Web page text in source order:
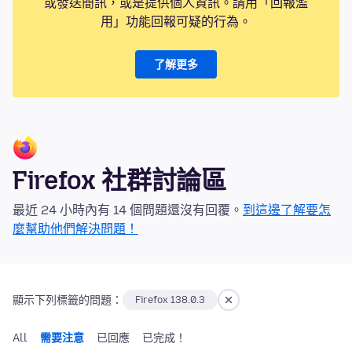
或發送簡訊，或是提供個人資訊。請用「回報濫
用」功能回報可疑的行為。
了解更多
Firefox 社群討論區
最近 24 小時內有 14 個問題還沒有回覆。 到這邊了解要怎
麼幫助他們解決問題！
顯示下列標籤的問題： Firefox 138.0.3
All 需要注意 已回應 已完成！